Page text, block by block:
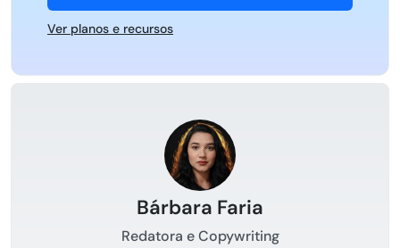
Ver planos e recursos
Bárbara Faria
Redatora e Copywriting